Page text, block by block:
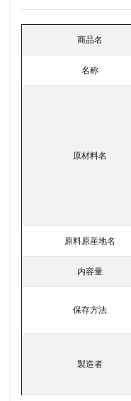
商品名
名称
原材料名
原料原産地名
内容量
保存方法
製造者